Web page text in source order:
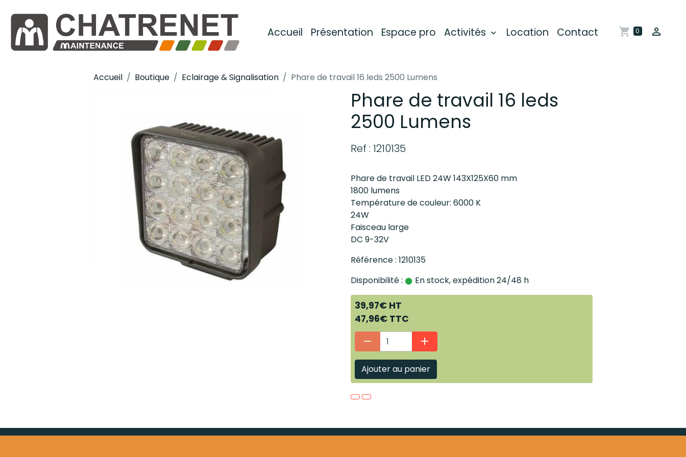
Accueil Présentation Espace pro Activités Location Contact 0
Accueil Boutique Eclairage & Signalisation Phare de travail 16 leds 2500 Lumens
Phare de travail 16 leds
2500 Lumens
Ref : 1210135
Phare de travail LED 24W 143X125X60 mm
1800 lumens
Température de couleur: 6000 K
24W
Faisceau large
DC 9-32V
Référence : 1210135
Disponibilité :
En stock, expédition 24/48 h
39,97€ HT
47,96€ TTC
Ajouter au panier